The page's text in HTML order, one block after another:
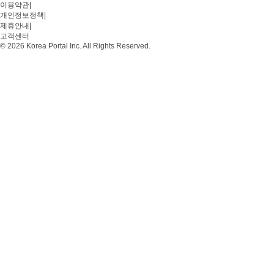
이용약관
개인정보정책
제휴안내
고객센터
© 2026 Korea Portal Inc. All Rights Reserved.